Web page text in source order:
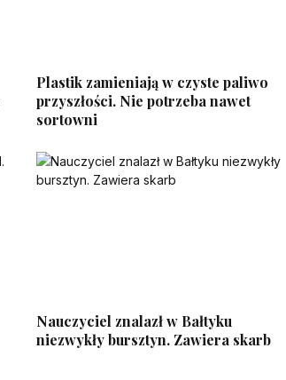
Plastik zamieniają w czyste paliwo
przyszłości. Nie potrzeba nawet
sortowni
Nauczyciel znalazł w Bałtyku
niezwykły bursztyn. Zawiera skarb